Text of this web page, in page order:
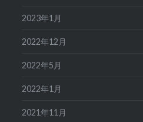
2023年1月
2022年12月
2022年5月
2022年1月
2021年11月